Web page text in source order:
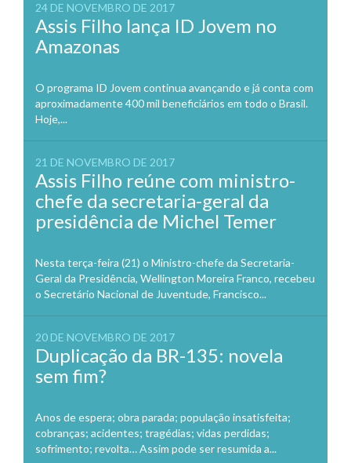
24 DE NOVEMBRO DE 2017
Assis Filho lança ID Jovem no
Amazonas
O programa ID Jovem continua avançando e já conta com
aproximadamente 400 mil beneficiários em todo o Brasil.
Hoje,...
21 DE NOVEMBRO DE 2017
Assis Filho reúne com ministro-
chefe da secretaria-geral da
presidência de Michel Temer
Nesta terça-feira (21) o Ministro-chefe da Secretaria-
Geral da Presidência, Wellington Moreira Franco, recebeu
o Secretário Nacional de Juventude, Francisco...
20 DE NOVEMBRO DE 2017
Duplicação da BR-135: novela
sem fim?
Anos de espera; obra parada; população insatisfeita;
cobranças; acidentes; tragédias; vidas perdidas;
sofrimento; revolta… Assim pode ser resumida a...